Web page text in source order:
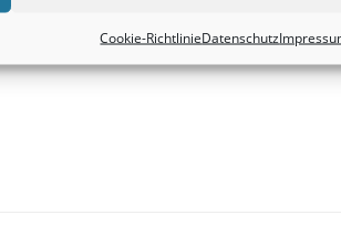
Cookie-RichtlinieDatenschutz